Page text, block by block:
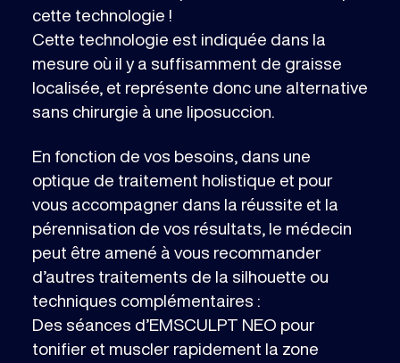
cette technologie !
Cette technologie est indiquée dans la
mesure où il y a suffisamment de graisse
localisée, et représente donc une alternative
sans chirurgie à une liposuccion.
En fonction de vos besoins, dans une
optique de traitement holistique et pour
vous accompagner dans la réussite et la
pérennisation de vos résultats, le médecin
peut être amené à vous recommander
d’autres traitements de la silhouette ou
techniques complémentaires :
Des séances d’EMSCULPT NEO pour
tonifier et muscler rapidement la zone